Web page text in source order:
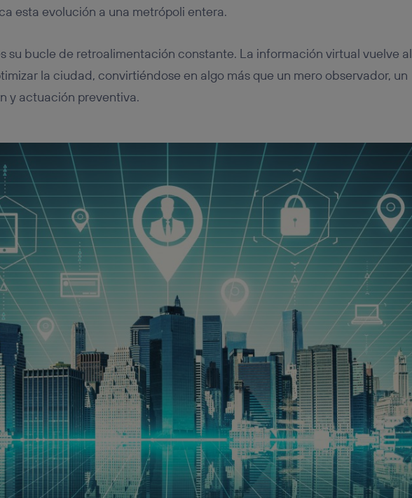
esta evolución a una metrópoli entera.
su bucle de retroalimentación constante. La información virtual vuelve al
la ciudad, convirtiéndose en algo más que un mero observador, un
y actuación preventiva.